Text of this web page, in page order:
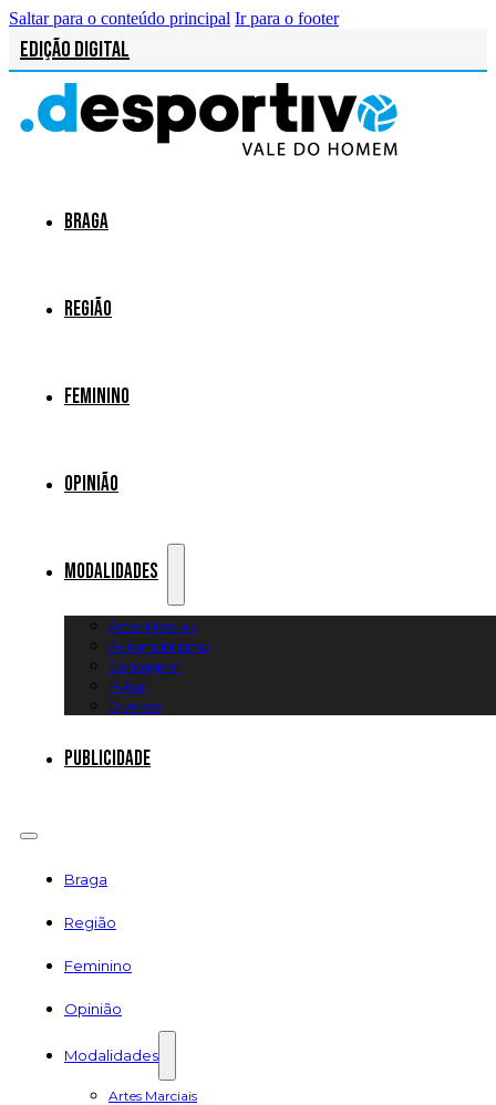
Saltar para o conteúdo principal Ir para o footer
Edição Digital
Braga
Região
Feminino
Opinião
Modalidades
Artes Marciais
Automobilismo
Canoagem
Futsal
Diversos
Publicidade
Braga
Região
Feminino
Opinião
Modalidades
Artes Marciais